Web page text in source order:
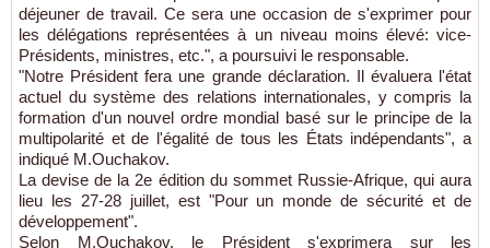
déjeuner de travail. Ce sera une occasion de s'exprimer pour
les délégations représentées à un niveau moins élevé: vice-
Présidents, ministres, etc.", a poursuivi le responsable.
"Notre Président fera une grande déclaration. Il évaluera l'état
actuel du système des relations internationales, y compris la
formation d'un nouvel ordre mondial basé sur le principe de la
multipolarité et de l'égalité de tous les États indépendants", a
indiqué M.Ouchakov.
La devise de la 2e édition du sommet Russie-Afrique, qui aura
lieu les 27-28 juillet, est "Pour un monde de sécurité et de
développement".
Selon M.Ouchakov, le Président s'exprimera sur les